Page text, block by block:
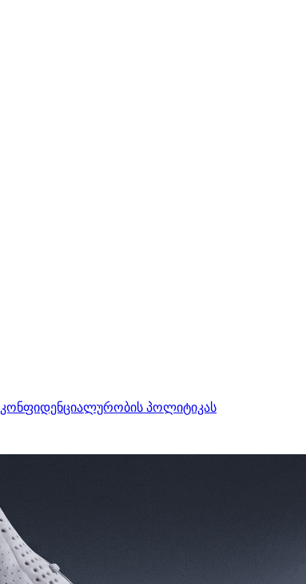
კონფიდენციალურობის პოლიტიკას